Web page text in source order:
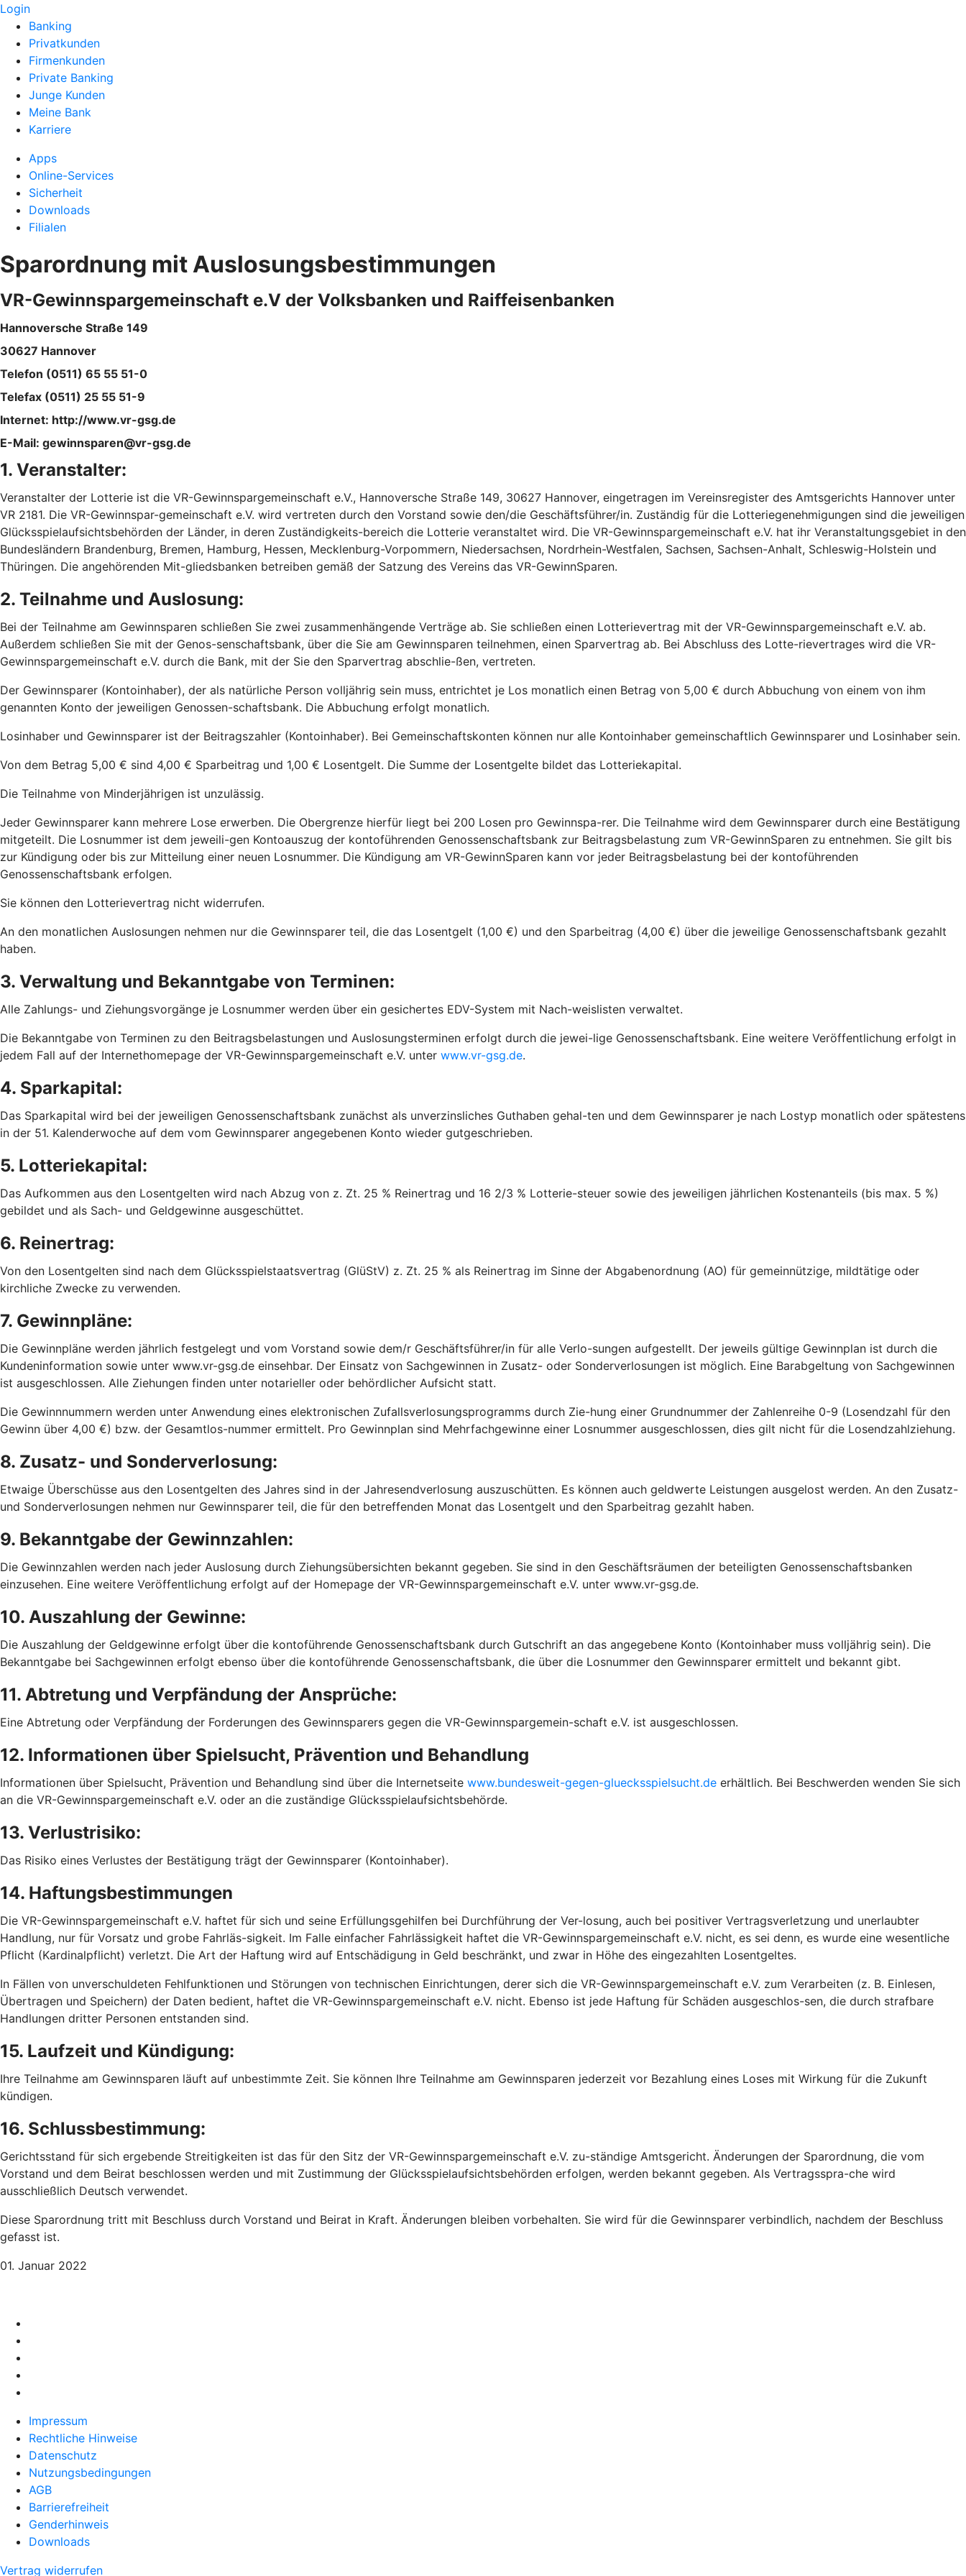
Login
Banking
Privatkunden
Firmenkunden
Private Banking
Junge Kunden
Meine Bank
Karriere
Apps
Online-Services
Sicherheit
Downloads
Filialen
Sparordnung mit Auslosungsbestimmungen
VR-Gewinnspargemeinschaft e.V der Volksbanken und Raiffeisenbanken
Hannoversche Straße 149
30627 Hannover
Telefon (0511) 65 55 51-0
Telefax (0511) 25 55 51-9
Internet: http://www.vr-gsg.de
E-Mail: gewinnsparen@vr-gsg.de
1. Veranstalter:
Veranstalter der Lotterie ist die VR-Gewinnspargemeinschaft e.V., Hannoversche Straße 149, 30627 Hannover, eingetragen im Vereinsregister des Amtsgerichts Hannover unter
VR 2181. Die VR-Gewinnspar-gemeinschaft e.V. wird vertreten durch den Vorstand sowie den/die Geschäftsführer/in. Zuständig für die Lotteriegenehmigungen sind die jeweiligen
Glücksspielaufsichtsbehörden der Länder, in deren Zuständigkeits-bereich die Lotterie veranstaltet wird. Die VR-Gewinnspargemeinschaft e.V. hat ihr Veranstaltungsgebiet in den
Bundesländern Brandenburg, Bremen, Hamburg, Hessen, Mecklenburg-Vorpommern, Niedersachsen, Nordrhein-Westfalen, Sachsen, Sachsen-Anhalt, Schleswig-Holstein und
Thüringen. Die angehörenden Mit-gliedsbanken betreiben gemäß der Satzung des Vereins das VR-GewinnSparen.
2. Teilnahme und Auslosung:
Bei der Teilnahme am Gewinnsparen schließen Sie zwei zusammenhängende Verträge ab. Sie schließen einen Lotterievertrag mit der VR-Gewinnspargemeinschaft e.V. ab.
Außerdem schließen Sie mit der Genos-senschaftsbank, über die Sie am Gewinnsparen teilnehmen, einen Sparvertrag ab. Bei Abschluss des Lotte-rievertrages wird die VR-
Gewinnspargemeinschaft e.V. durch die Bank, mit der Sie den Sparvertrag abschlie-ßen, vertreten.
Der Gewinnsparer (Kontoinhaber), der als natürliche Person volljährig sein muss, entrichtet je Los monatlich einen Betrag von 5,00 € durch Abbuchung von einem von ihm
genannten Konto der jeweiligen Genossen-schaftsbank. Die Abbuchung erfolgt monatlich.
Losinhaber und Gewinnsparer ist der Beitragszahler (Kontoinhaber). Bei Gemeinschaftskonten können nur alle Kontoinhaber gemeinschaftlich Gewinnsparer und Losinhaber sein.
Von dem Betrag 5,00 € sind 4,00 € Sparbeitrag und 1,00 € Losentgelt. Die Summe der Losentgelte bildet das Lotteriekapital.
Die Teilnahme von Minderjährigen ist unzulässig.
Jeder Gewinnsparer kann mehrere Lose erwerben. Die Obergrenze hierfür liegt bei 200 Losen pro Gewinnspa-rer. Die Teilnahme wird dem Gewinnsparer durch eine Bestätigung
mitgeteilt. Die Losnummer ist dem jeweili-gen Kontoauszug der kontoführenden Genossenschaftsbank zur Beitragsbelastung zum VR-GewinnSparen zu entnehmen. Sie gilt bis
zur Kündigung oder bis zur Mitteilung einer neuen Losnummer. Die Kündigung am VR-GewinnSparen kann vor jeder Beitragsbelastung bei der kontoführenden
Genossenschaftsbank erfolgen.
Sie können den Lotterievertrag nicht widerrufen.
An den monatlichen Auslosungen nehmen nur die Gewinnsparer teil, die das Losentgelt (1,00 €) und den Sparbeitrag (4,00 €) über die jeweilige Genossenschaftsbank gezahlt
haben.
3. Verwaltung und Bekanntgabe von Terminen:
Alle Zahlungs- und Ziehungsvorgänge je Losnummer werden über ein gesichertes EDV-System mit Nach-weislisten verwaltet.
Die Bekanntgabe von Terminen zu den Beitragsbelastungen und Auslosungsterminen erfolgt durch die jewei-lige Genossenschaftsbank. Eine weitere Veröffentlichung erfolgt in
jedem Fall auf der Internethomepage der VR-Gewinnspargemeinschaft e.V. unter www.vr-gsg.de.
4. Sparkapital:
Das Sparkapital wird bei der jeweiligen Genossenschaftsbank zunächst als unverzinsliches Guthaben gehal-ten und dem Gewinnsparer je nach Lostyp monatlich oder spätestens
in der 51. Kalenderwoche auf dem vom Gewinnsparer angegebenen Konto wieder gutgeschrieben.
5. Lotteriekapital:
Das Aufkommen aus den Losentgelten wird nach Abzug von z. Zt. 25 % Reinertrag und 16 2/3 % Lotterie-steuer sowie des jeweiligen jährlichen Kostenanteils (bis max. 5 %)
gebildet und als Sach- und Geldgewinne ausgeschüttet.
6. Reinertrag:
Von den Losentgelten sind nach dem Glücksspielstaatsvertrag (GlüStV) z. Zt. 25 % als Reinertrag im Sinne der Abgabenordnung (AO) für gemeinnützige, mildtätige oder
kirchliche Zwecke zu verwenden.
7. Gewinnpläne:
Die Gewinnpläne werden jährlich festgelegt und vom Vorstand sowie dem/r Geschäftsführer/in für alle Verlo-sungen aufgestellt. Der jeweils gültige Gewinnplan ist durch die
Kundeninformation sowie unter www.vr-gsg.de einsehbar. Der Einsatz von Sachgewinnen in Zusatz- oder Sonderverlosungen ist möglich. Eine Barabgeltung von Sachgewinnen
ist ausgeschlossen. Alle Ziehungen finden unter notarieller oder behördlicher Aufsicht statt.
Die Gewinnnummern werden unter Anwendung eines elektronischen Zufallsverlosungsprogramms durch Zie-hung einer Grundnummer der Zahlenreihe 0-9 (Losendzahl für den
Gewinn über 4,00 €) bzw. der Gesamtlos-nummer ermittelt. Pro Gewinnplan sind Mehrfachgewinne einer Losnummer ausgeschlossen, dies gilt nicht für die Losendzahlziehung.
8. Zusatz- und Sonderverlosung:
Etwaige Überschüsse aus den Losentgelten des Jahres sind in der Jahresendverlosung auszuschütten. Es können auch geldwerte Leistungen ausgelost werden. An den Zusatz-
und Sonderverlosungen nehmen nur Gewinnsparer teil, die für den betreffenden Monat das Losentgelt und den Sparbeitrag gezahlt haben.
9. Bekanntgabe der Gewinnzahlen:
Die Gewinnzahlen werden nach jeder Auslosung durch Ziehungsübersichten bekannt gegeben. Sie sind in den Geschäftsräumen der beteiligten Genossenschaftsbanken
einzusehen. Eine weitere Veröffentlichung erfolgt auf der Homepage der VR-Gewinnspargemeinschaft e.V. unter www.vr-gsg.de.
10. Auszahlung der Gewinne:
Die Auszahlung der Geldgewinne erfolgt über die kontoführende Genossenschaftsbank durch Gutschrift an das angegebene Konto (Kontoinhaber muss volljährig sein). Die
Bekanntgabe bei Sachgewinnen erfolgt ebenso über die kontoführende Genossenschaftsbank, die über die Losnummer den Gewinnsparer ermittelt und bekannt gibt.
11. Abtretung und Verpfändung der Ansprüche:
Eine Abtretung oder Verpfändung der Forderungen des Gewinnsparers gegen die VR-Gewinnspargemein-schaft e.V. ist ausgeschlossen.
12. Informationen über Spielsucht, Prävention und Behandlung
Informationen über Spielsucht, Prävention und Behandlung sind über die Internetseite www.bundesweit-gegen-gluecksspielsucht.de erhältlich. Bei Beschwerden wenden Sie sich
an die VR-Gewinnspargemeinschaft e.V. oder an die zuständige Glücksspielaufsichtsbehörde.
13. Verlustrisiko:
Das Risiko eines Verlustes der Bestätigung trägt der Gewinnsparer (Kontoinhaber).
14. Haftungsbestimmungen
Die VR-Gewinnspargemeinschaft e.V. haftet für sich und seine Erfüllungsgehilfen bei Durchführung der Ver-losung, auch bei positiver Vertragsverletzung und unerlaubter
Handlung, nur für Vorsatz und grobe Fahrläs-sigkeit. Im Falle einfacher Fahrlässigkeit haftet die VR-Gewinnspargemeinschaft e.V. nicht, es sei denn, es wurde eine wesentliche
Pflicht (Kardinalpflicht) verletzt. Die Art der Haftung wird auf Entschädigung in Geld beschränkt, und zwar in Höhe des eingezahlten Losentgeltes.
In Fällen von unverschuldeten Fehlfunktionen und Störungen von technischen Einrichtungen, derer sich die VR-Gewinnspargemeinschaft e.V. zum Verarbeiten (z. B. Einlesen,
Übertragen und Speichern) der Daten bedient, haftet die VR-Gewinnspargemeinschaft e.V. nicht. Ebenso ist jede Haftung für Schäden ausgeschlos-sen, die durch strafbare
Handlungen dritter Personen entstanden sind.
15. Laufzeit und Kündigung:
Ihre Teilnahme am Gewinnsparen läuft auf unbestimmte Zeit. Sie können Ihre Teilnahme am Gewinnsparen jederzeit vor Bezahlung eines Loses mit Wirkung für die Zukunft
kündigen.
16. Schlussbestimmung:
Gerichtsstand für sich ergebende Streitigkeiten ist das für den Sitz der VR-Gewinnspargemeinschaft e.V. zu-ständige Amtsgericht. Änderungen der Sparordnung, die vom
Vorstand und dem Beirat beschlossen werden und mit Zustimmung der Glücksspielaufsichtsbehörden erfolgen, werden bekannt gegeben. Als Vertragsspra-che wird
ausschließlich Deutsch verwendet.
Diese Sparordnung tritt mit Beschluss durch Vorstand und Beirat in Kraft. Änderungen bleiben vorbehalten. Sie wird für die Gewinnsparer verbindlich, nachdem der Beschluss
gefasst ist.
01. Januar 2022
Impressum
Rechtliche Hinweise
Datenschutz
Nutzungsbedingungen
AGB
Barrierefreiheit
Genderhinweis
Downloads
Vertrag widerrufen